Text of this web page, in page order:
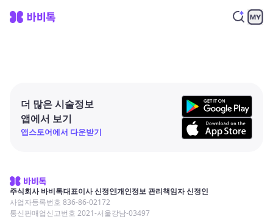
더 많은 시술정보
앱에서 보기
앱스토어에서 다운받기
주식회사 바비톡대표이사 신정인개인정보 관리책임자 신정인
사업자등록번호 836-86-02172
통신판매업신고번호 2021-서울강남-03497